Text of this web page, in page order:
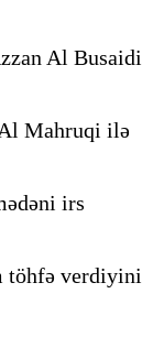
Al Busaidi
Mahruqi ilə
irs
töhfə verdiyini